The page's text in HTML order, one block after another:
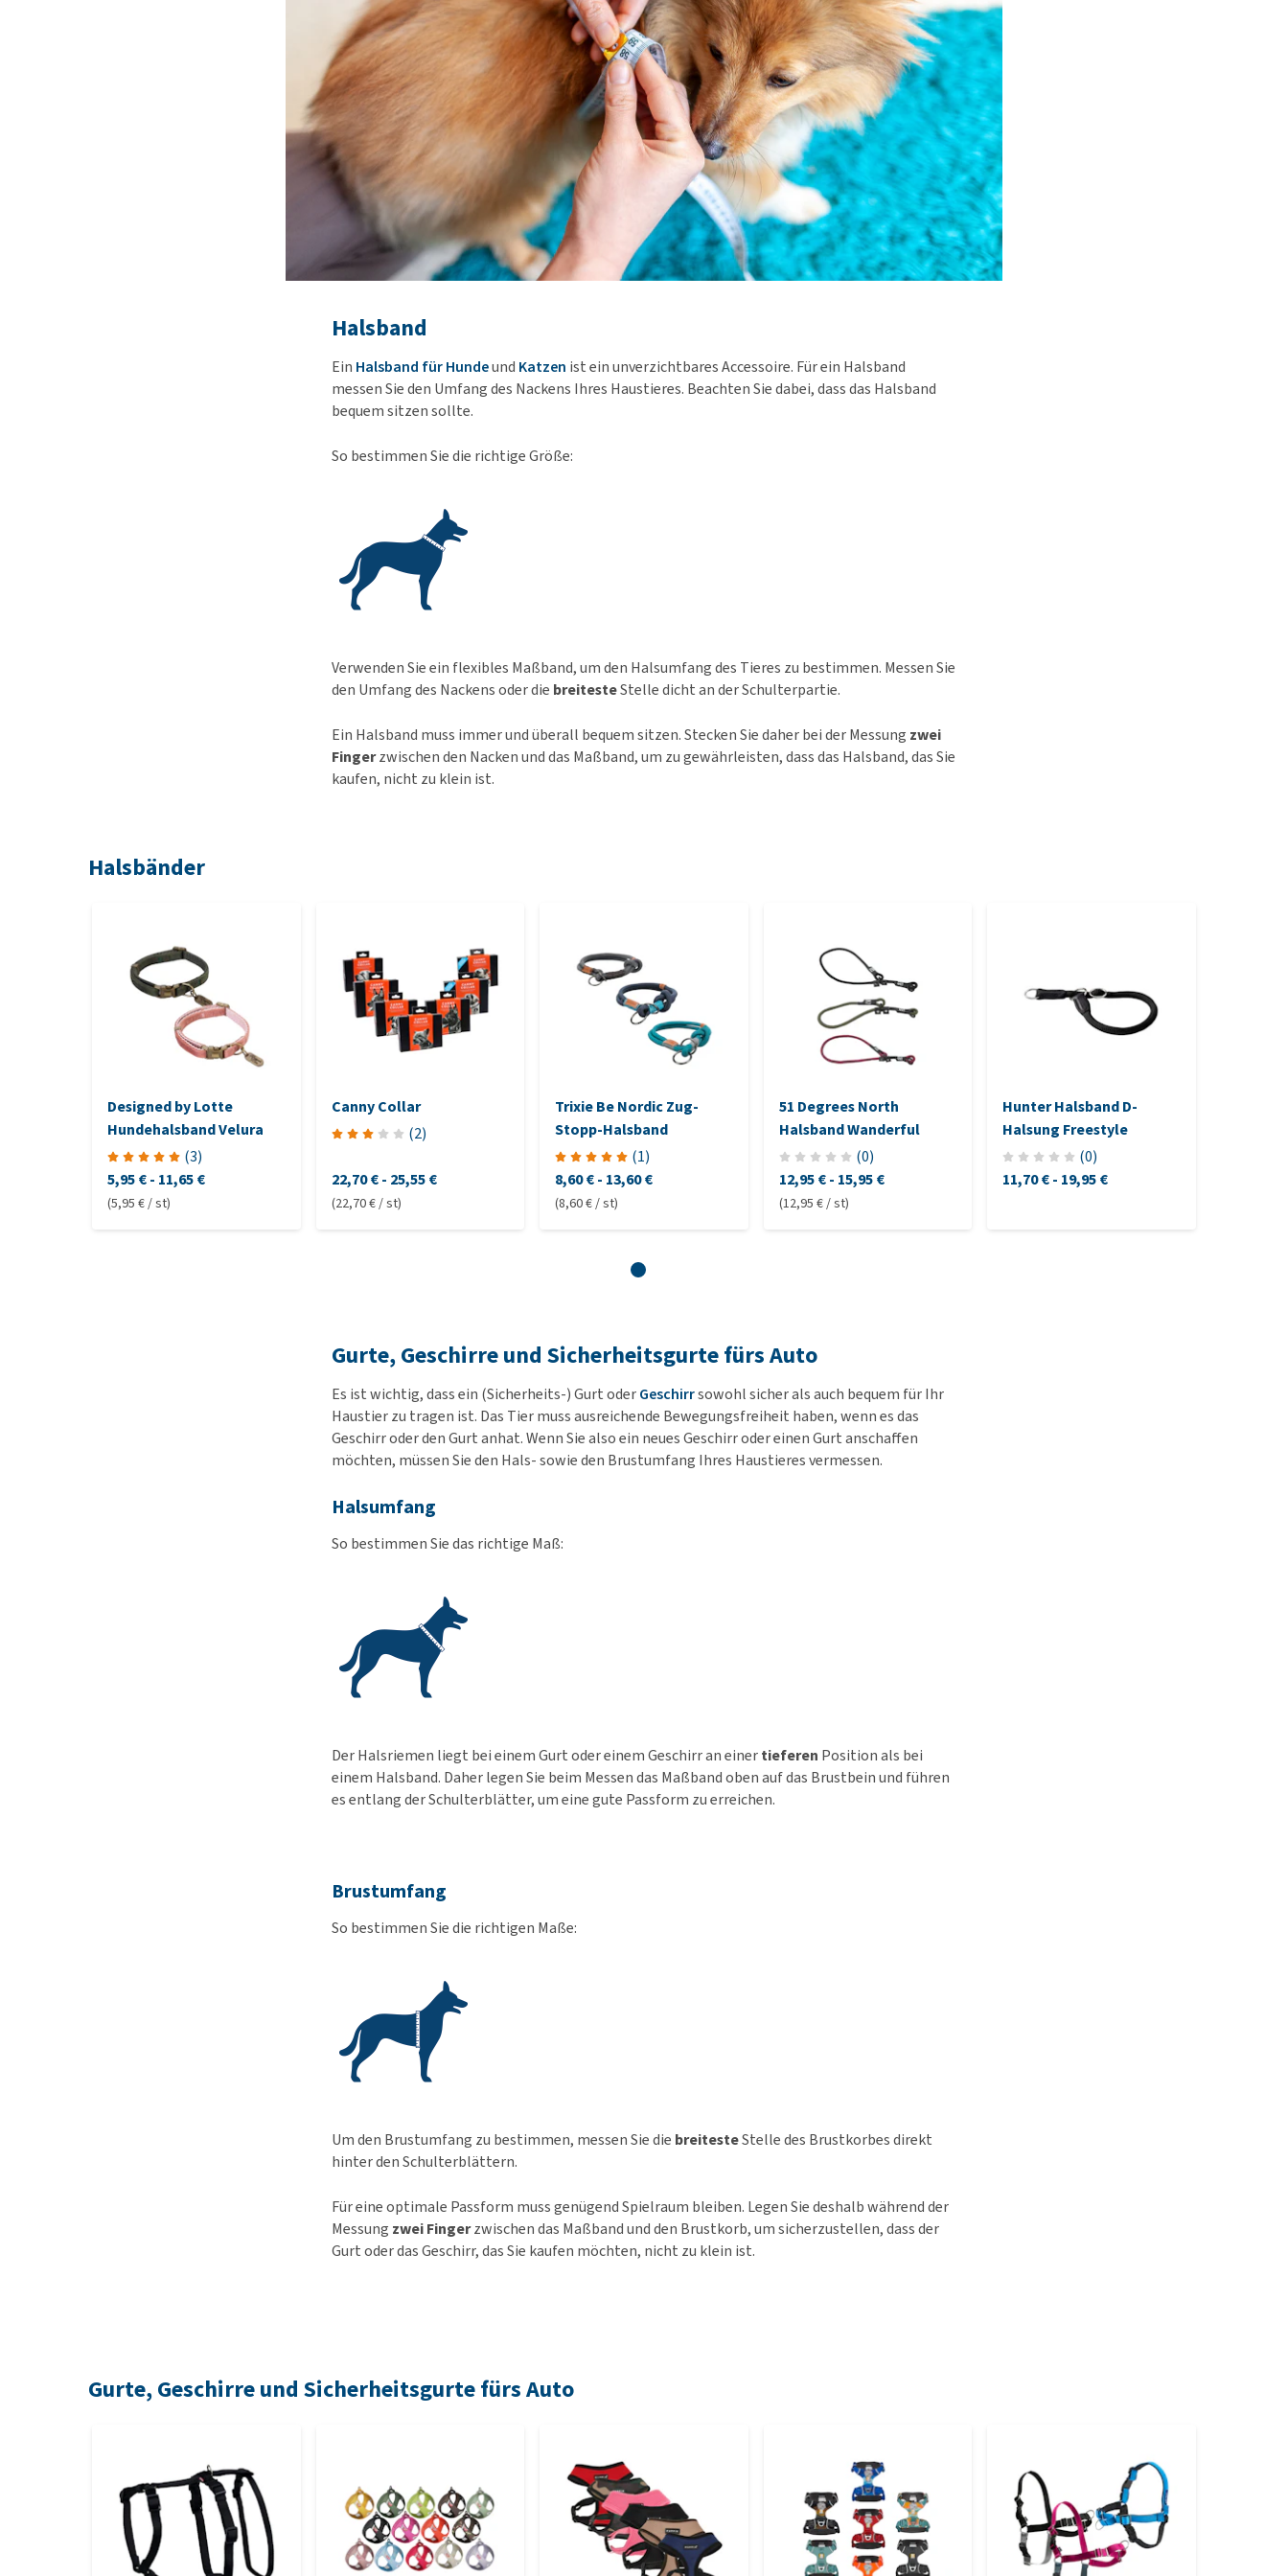
Halsband
Ein Halsband für Hundeund Katzen ist ein unverzichtbares Accessoire. Für ein Halsband
messen Sie den Umfang des Nackens Ihres Haustieres. Beachten Sie dabei, dass das Halsband
bequem sitzen sollte.
So bestimmen Sie die richtige Größe:
Verwenden Sie ein flexibles Maßband, um den Halsumfang des Tieres zu bestimmen. Messen Sie
den Umfang des Nackens oder die breitesteStelle dicht an der Schulterpartie.
Ein Halsband muss immer und überall bequem sitzen. Stecken Sie daher bei der Messung zwei
Fingerzwischen den Nacken und das Maßband, um zu gewährleisten, dass das Halsband, das Sie
kaufen, nicht zu klein ist.
Halsbänder
Designed by Lotte
Hundehalsband Velura
(3)
5,95 €- 11,65 €
(5,95 € / st)
Canny Collar
(2)
22,70 € - 25,55 €
(22,70 € / st)
Trixie Be Nordic Zug-
Stopp-Halsband
(1)
8,60 €- 13,60 €
(8,60 € / st)
51 Degrees North
Halsband Wanderful
(0)
12,95 € - 15,95 €
(12,95 € / st)
Hunter Halsband D-
Halsung Freestyle
(0)
11,70 €- 19,95 €
Gurte, Geschirre und Sicherheitsgurte fürs Auto
Es ist wichtig, dass ein (Sicherheits-) Gurt oderGeschirrsowohl sicher als auch bequem für Ihr
Haustier zu tragen ist. Das Tier muss ausreichende Bewegungsfreiheit haben, wenn es das
Geschirr oder den Gurt anhat. Wenn Sie also ein neues Geschirr oder einen Gurt anschaffen
möchten, müssen Sie den Hals- sowie den Brustumfang Ihres Haustieres vermessen.
Halsumfang
So bestimmen Sie das richtige Maß:
Der Halsriemen liegt bei einem Gurt oder einem Geschirr an einertieferen Position als bei
einem Halsband. Daher legen Sie beim Messen das Maßband oben auf das Brustbein und führen
es entlang der Schulterblätter, um eine gute Passform zu erreichen.
Brustumfang
So bestimmen Sie die richtigen Maße:
Um den Brustumfang zu bestimmen, messen Sie die breitesteStelle des Brustkorbes direkt
hinter den Schulterblättern.
Für eine optimale Passform muss genügend Spielraum bleiben. Legen Sie deshalb während der
Messung zwei Fingerzwischen das Maßband und den Brustkorb, um sicherzustellen, dass der
Gurt oder das Geschirr, das Sie kaufen möchten, nicht zu klein ist.
Gurte, Geschirre und Sicherheitsgurte fürs Auto